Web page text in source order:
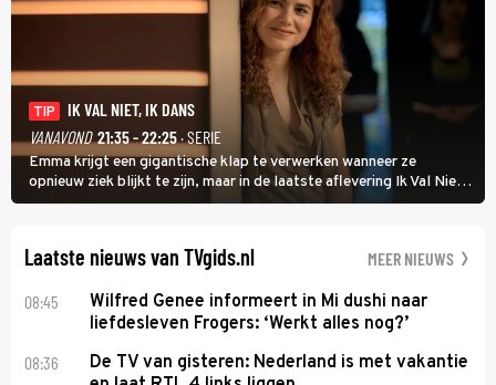
TIP
IK VAL NIET, IK DANS
VANAVOND 21:35 - 22:25· SERIE
Emma krijgt een gigantische klap te verwerken wanneer ze
opnieuw ziek blijkt te zijn, maar in de laatste aflevering Ik Val Niet,
Ik Dans laat ze zien dat ze niet van plan is op te geven, zelfs als ze
Laatste nieuws van TVgids.nl MEER NIEUWS
08:45
Wilfred Genee informeert in Mi dushi naar
liefdesleven Frogers: ‘Werkt alles nog?’
08:36
De TV van gisteren: Nederland is met vakantie